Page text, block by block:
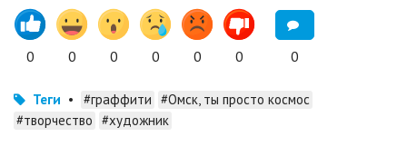
0 0 0 0 0 0 0
Теги • #граффити #Омск, ты просто космос
#творчество #художник